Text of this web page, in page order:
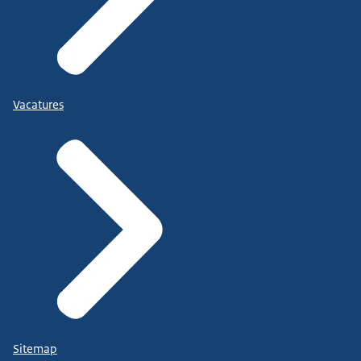
Vacatures
Sitemap